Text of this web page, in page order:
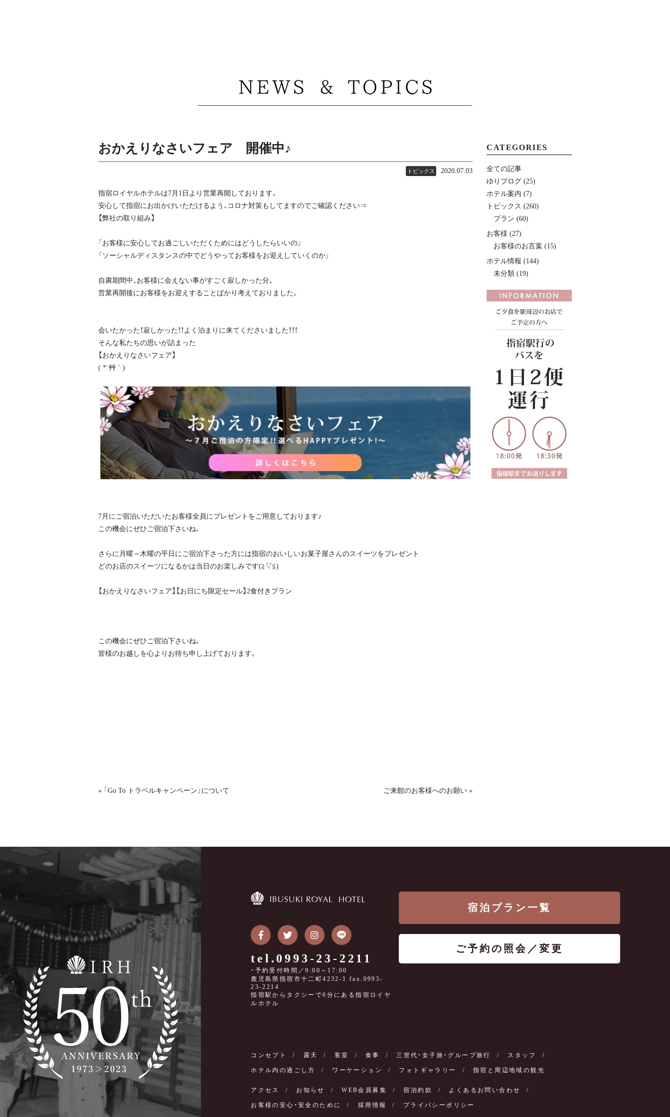
おかえりなさいフェア 開催中♪
トピックス 2020.07.03
指宿ロイヤルホテルは7月1日より営業再開しております。
安心して指宿にお出かけいただけるよう、コロナ対策もしてますのでご確認ください⇒
【弊社の取り組み】
「お客様に安心してお過ごしいただくためにはどうしたらいいの」
「ソーシャルディスタンスの中でどうやってお客様をお迎えしていくのか」
自粛期間中、お客様に会えない事がすごく寂しかった分、
営業再開後にお客様をお迎えすることばかり考えておりました。
会いたかった！寂しかった！！よく泊まりに来てくださいました！！！
そんな私たちの思いが詰まった
【おかえりなさいフェア】
( *´艸｀)
7月にご宿泊いただいたお客様全員にプレゼントをご用意しております♪
この機会にぜひご宿泊下さいね。
さらに月曜～木曜の平日にご宿泊下さった方には指宿のおいしいお菓子屋さんのスイーツをプレゼント
どのお店のスイーツになるかは当日のお楽しみです(≧▽≦)
【おかえりなさいフェア】【お日にち限定セール】2食付きプラン
この機会にぜひご宿泊下さいね。
皆様のお越しを心よりお待ち申し上げております。
« 「Go To トラベルキャンペーン」について ご来館のお客様へのお願い »
CATEGORIES
全ての記事
ゆりブログ (25)
ホテル案内 (7)
トピックス (260)
プラン (60)
お客様 (27)
お客様のお言葉 (15)
ホテル情報 (144)
未分類 (19)
tel.0993-23-2211
・予約受付時間／9:00～17:00
鹿児島県指宿市十二町4232-1 fax.0993-
23-2214
指宿駅からタクシーで6分にある指宿ロイヤ
ルホテル
宿泊プラン一覧
ご予約の照会／変更
コンセプト 露天 客室 食事 三世代・女子旅・グループ旅行 スタッフ
ホテル内の過ごし方 ワーケーション フォトギャラリー 指宿と周辺地域の観光
アクセス お知らせ WEB会員募集 宿泊約款 よくあるお問い合わせ
お客様の安心・安全のために 採用情報 プライバシーポリシー